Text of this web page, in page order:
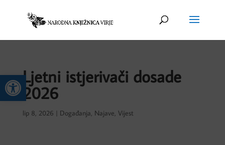
Open toolbar
Ljetni istjerivači dosade
2026
lip 8, 2026 Događanja, Najave, Vijest